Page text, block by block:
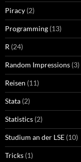
Piracy (2)
Programming (13)
R (24)
Random Impressions (3)
Reisen (11)
Stata (2)
Statistics (2)
Studium an der LSE (10)
Tricks (1)